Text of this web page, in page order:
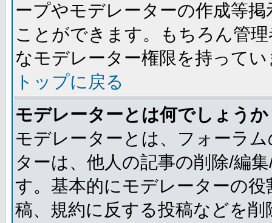
ープやモデレーターの作成等
ことができます。もちろん管
なモデレーター権限を持ってい
トップに戻る
モデレーターとは何でしょうか
モデレーターとは、フォーラ
ターは、他人の記事の削除/編
す。基本的にモデレーターの
稿、規約に反する投稿などを